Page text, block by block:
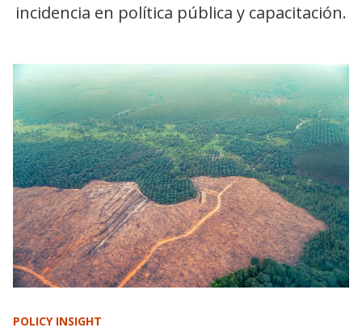
incidencia en política pública y capacitación.
POLICY INSIGHT